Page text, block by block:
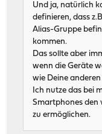
Und ja, natürlich
definieren, dass
Alias-Gruppe
kommen.
Das sollte aber
wenn die Geräte
wie Deine
Ich nutze das bei
Smartphones den
zu ermöglichen.